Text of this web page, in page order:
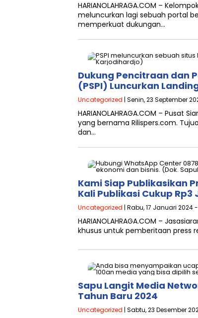
HARIANOLAHRAGA.COM –
meluncurkan lagi sebuah portal
memperkuat dukungan…
Dukung Pencitraan dan
(PSPI) Luncurkan
Uncategorized | Senin, 23 September
HARIANOLAHRAGA.COM – Pusat
yang bernama Rilispers.com.
dan…
Kami Siap Publikasikan
Kali Publikasi Cukup Rp3
Uncategorized | Rabu, 17 Januari 2024
HARIANOLAHRAGA.COM –
khusus untuk pemberitaan press
Sapu Langit Media
Tahun Baru 2024
Uncategorized | Sabtu, 23 Desember